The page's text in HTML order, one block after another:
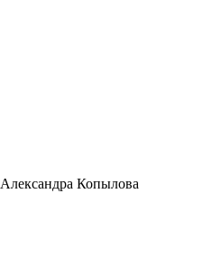
Александра Копылова